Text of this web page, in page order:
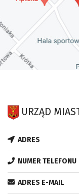
URZĄD
ADRES
NUMER TELEFONU
ADRES E-MAIL